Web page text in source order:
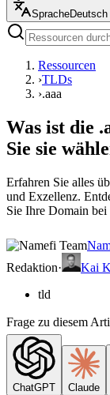
SpracheDeutsch
Ressourcen
›TLDs
›.aaa
Was ist die
Sie sie
Erfahren Sie alles
und Exzellenz.
Sie Ihre Domain
Redaktion· Kai
tld
Frage zu diesem
ChatGPT Claude